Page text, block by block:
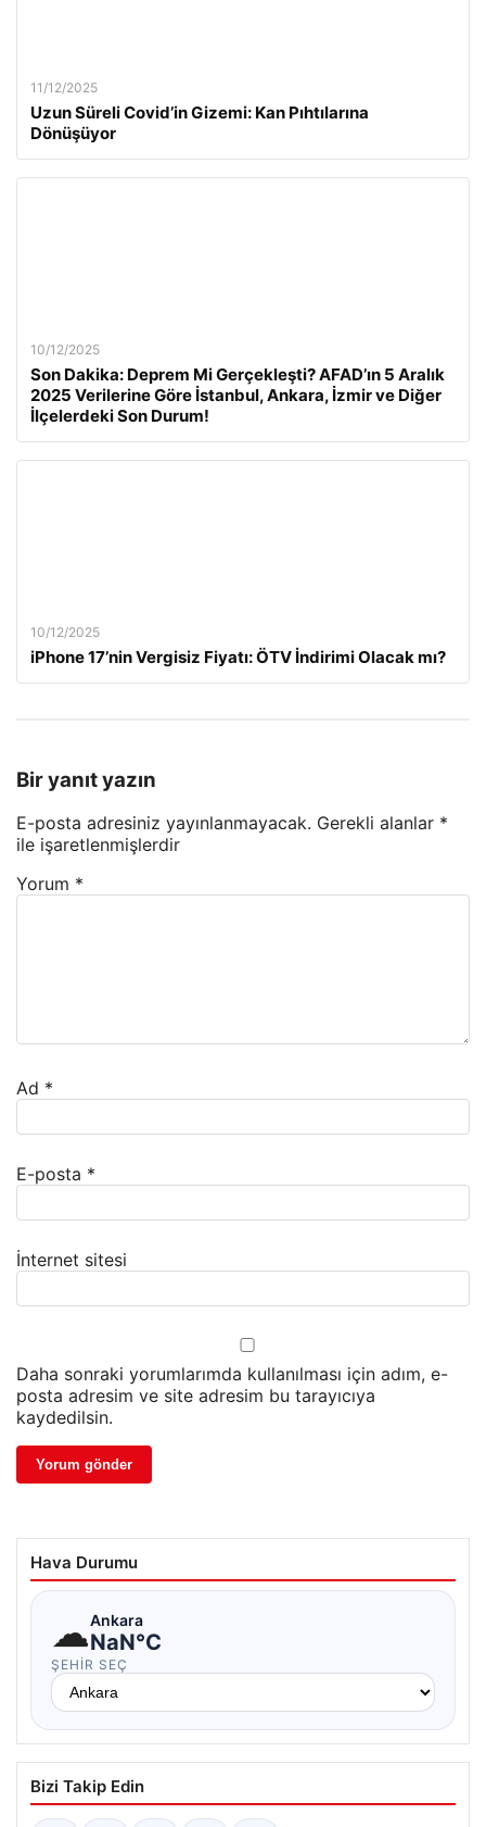
11/12/2025
Uzun Süreli Covid’in Gizemi: Kan Pıhtılarına
Dönüşüyor
10/12/2025
Son Dakika: Deprem Mi Gerçekleşti? AFAD’ın 5 Aralık
2025 Verilerine Göre İstanbul, Ankara, İzmir ve Diğer
İlçelerdeki Son Durum!
10/12/2025
iPhone 17’nin Vergisiz Fiyatı: ÖTV İndirimi Olacak mı?
Bir yanıt yazın
E-posta adresiniz yayınlanmayacak. Gerekli alanlar *
ile işaretlenmişlerdir
Yorum *
Ad *
E-posta *
İnternet sitesi
Daha sonraki yorumlarımda kullanılması için adım, e-
posta adresim ve site adresim bu tarayıcıya
kaydedilsin.
Hava Durumu
☁Ankara
NaN°C
ŞEHIR SEÇ
Bizi Takip Edin